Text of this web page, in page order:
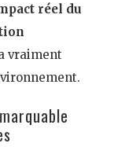
réel du
vraiment